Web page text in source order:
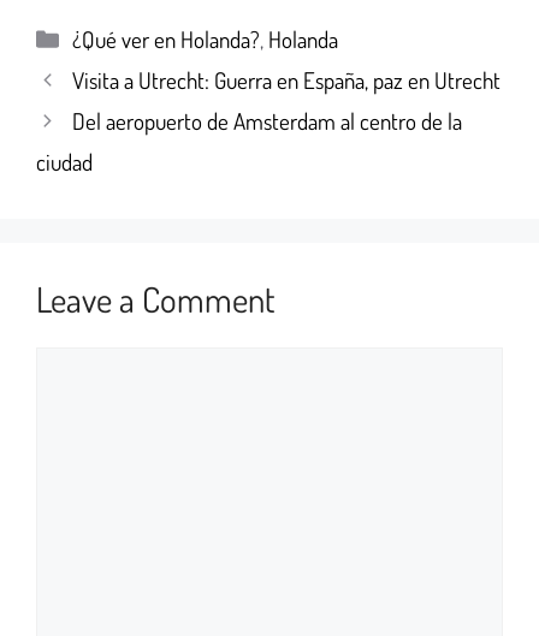
¿Qué ver en Holanda?, Holanda
Visita a Utrecht: Guerra en España, paz en Utrecht
Del aeropuerto de Amsterdam al centro de la
ciudad
Leave a Comment